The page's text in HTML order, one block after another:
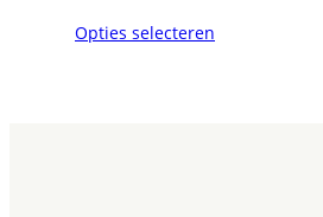
Opties selecteren